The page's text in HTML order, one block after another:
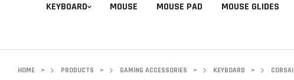
KEYBOARD MOUSE MOUSE PAD MOUSE GLIDES
HOME > PRODUCTS > GAMING ACCESSORIES > KEYBOARD >